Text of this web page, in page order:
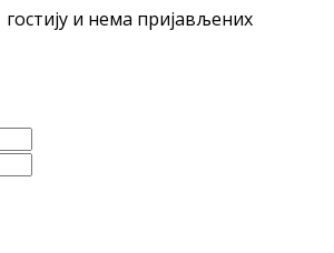
и нема пријављених